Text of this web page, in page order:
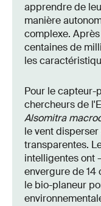
apprendre de
manière
complexe.
centaines de
les
Pour le capteur-
chercheurs de
Alsomitra
le vent
transparentes.
intelligentes ont
envergure de 14
le bio-planeur